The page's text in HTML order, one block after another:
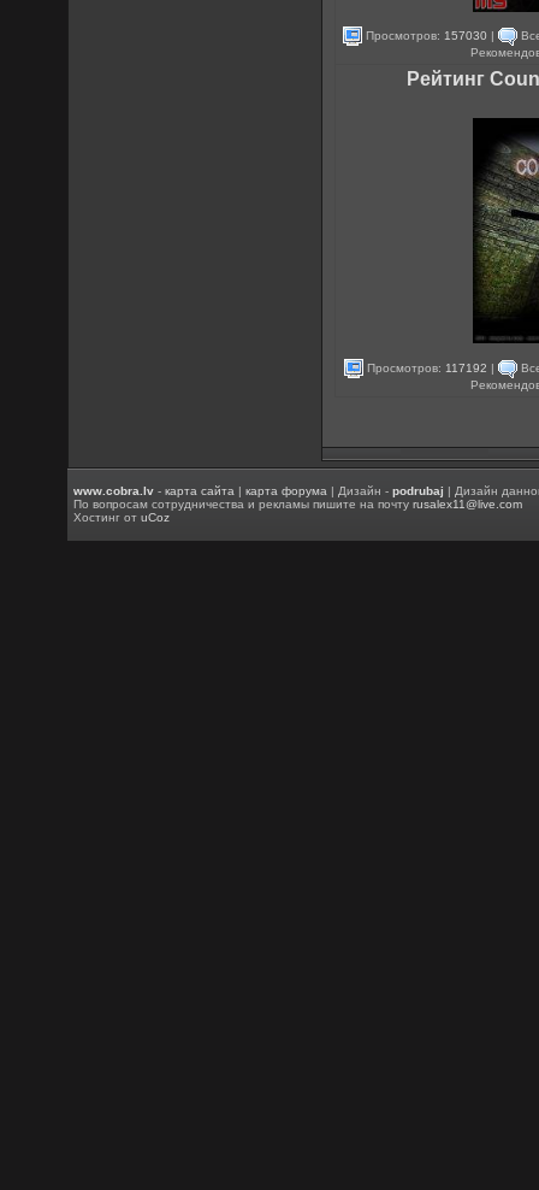
Просмотров: 157030 |
Рейтинг
Просмотров: 117192 |
www.cobra.lv -карта сайта |карта форума | Дизайн -podrubaj | Дизайн
По вопросам сотрудничества и рекламы пишите на почтуrusalex11@live.com
Хостинг отuCoz